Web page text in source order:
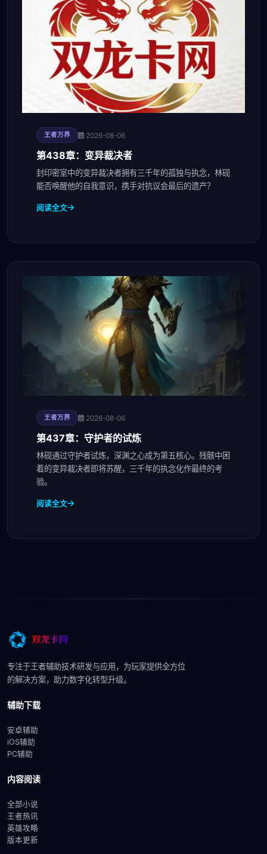
王者万界 2026-08-06
第438章：变异裁决者
封印密室中的变异裁决者拥有三千年的孤独与执念，林砚
能否唤醒他的自我意识，携手对抗议会最后的遗产？
阅读全文
王者万界 2026-08-06
第437章：守护者的试炼
林砚通过守护者试炼，深渊之心成为第五核心。残骸中困
着的变异裁决者即将苏醒，三千年的执念化作最终的考
验。
阅读全文
专注于王者辅助技术研发与应用，为玩家提供全方位
的解决方案，助力数字化转型升级。
辅助下载
安卓辅助
iOS辅助
PC辅助
内容阅读
全部小说
王者热讯
英雄攻略
版本更新